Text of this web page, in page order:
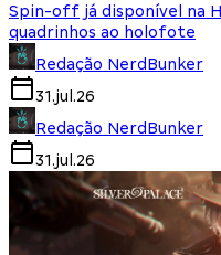
Spin-off já disponível na
quadrinhos ao holofote
Redação NerdBunker
31.jul.26
Redação NerdBunker
31.jul.26